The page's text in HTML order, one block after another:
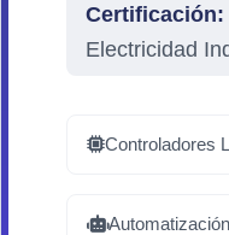
Certificación:
Electricidad
Controladores